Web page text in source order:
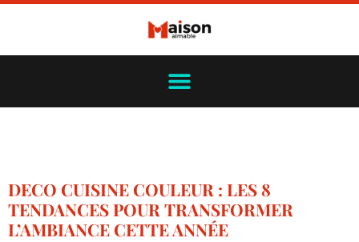
DECO CUISINE COULEUR : LES 8
TENDANCES POUR TRANSFORMER
L’AMBIANCE CETTE ANNÉE